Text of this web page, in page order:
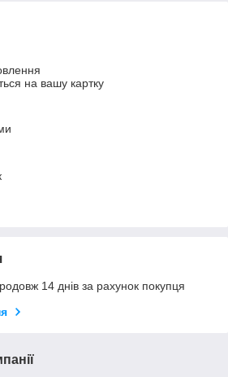
на вашу картку
14 днів за рахунок покупця